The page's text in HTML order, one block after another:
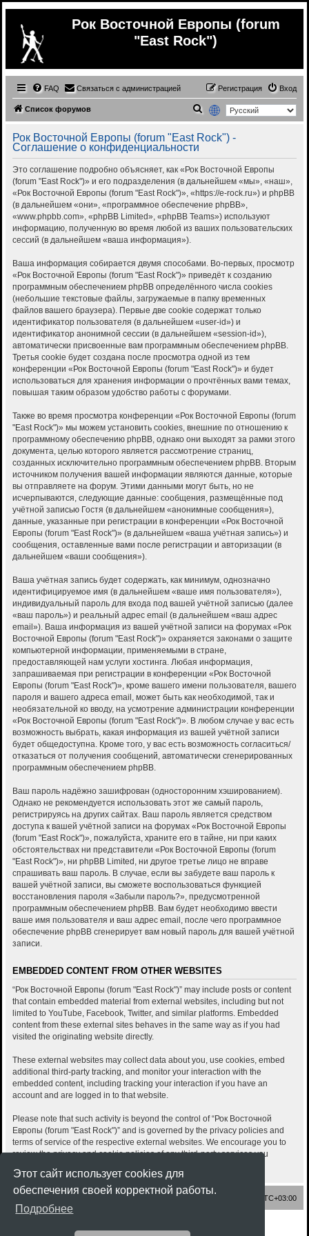
Этот сайт использует cookies для
обеспечения своей корректной работы.
Подробнее
Рок Восточной Европы (forum
"East Rock")
FAQ Связаться с администрацией Вход
Регистрация
Список форумов
и
с
к
Рок Восточной Европы (forum "East Rock") -
Соглашение о конфиденциальности
Это соглашение подробно объясняет, как «Рок Восточной Европы
(forum "East Rock")» и его подразделения (в дальнейшем «мы», «наш»,
«Рок Восточной Европы (forum "East Rock")», «https://e-rock.ru») и phpBB
(в дальнейшем «они», «программное обеспечение phpBB»,
«www.phpbb.com», «phpBB Limited», «phpBB Teams») используют
информацию, полученную во время любой из ваших пользовательских
сессий (в дальнейшем «ваша информация»).
Ваша информация собирается двумя способами. Во-первых, просмотр
«Рок Восточной Европы (forum "East Rock")» приведёт к созданию
программным обеспечением phpBB определённого числа cookies
(небольшие текстовые файлы, загружаемые в папку временных
файлов вашего браузера). Первые две cookie содержат только
идентификатор пользователя (в дальнейшем «user-id») и
идентификатор анонимной сессии (в дальнейшем «session-id»),
автоматически присвоенные вам программным обеспечением phpBB.
Третья cookie будет создана после просмотра одной из тем
конференции «Рок Восточной Европы (forum "East Rock")» и будет
использоваться для хранения информации о прочтённых вами темах,
повышая таким образом удобство работы с форумами.
Также во время просмотра конференции «Рок Восточной Европы (forum
"East Rock")» мы можем установить cookies, внешние по отношению к
программному обеспечению phpBB, однако они выходят за рамки этого
документа, целью которого является рассмотрение страниц,
созданных исключительно программным обеспечением phpBB. Вторым
источником получения вашей информации являются данные, которые
вы отправляете на форум. Этими данными могут быть, но не
исчерпываются, следующие данные: сообщения, размещённые под
учётной записью Гостя (в дальнейшем «анонимные сообщения»),
данные, указанные при регистрации в конференции «Рок Восточной
Европы (forum "East Rock")» (в дальнейшем «ваша учётная запись») и
сообщения, оставленные вами после регистрации и авторизации (в
дальнейшем «ваши сообщения»).
Ваша учётная запись будет содержать, как минимум, однозначно
идентифицируемое имя (в дальнейшем «ваше имя пользователя»),
индивидуальный пароль для входа под вашей учётной записью (далее
«ваш пароль») и реальный адрес email (в дальнейшем «ваш адрес
email»). Ваша информация из вашей учётной записи на форумах «Рок
Восточной Европы (forum "East Rock")» охраняется законами о защите
компьютерной информации, применяемыми в стране,
предоставляющей нам услуги хостинга. Любая информация,
запрашиваемая при регистрации в конференции «Рок Восточной
Европы (forum "East Rock")», кроме вашего имени пользователя, вашего
пароля и вашего адреса email, может быть как необходимой, так и
необязательной ко вводу, на усмотрение администрации конференции
«Рок Восточной Европы (forum "East Rock")». В любом случае у вас есть
возможность выбрать, какая информация из вашей учётной записи
будет общедоступна. Кроме того, у вас есть возможность согласиться/
отказаться от получения сообщений, автоматически сгенерированных
программным обеспечением phpBB.
Ваш пароль надёжно зашифрован (односторонним хэшированием).
Однако не рекомендуется использовать этот же самый пароль,
регистрируясь на других сайтах. Ваш пароль является средством
доступа к вашей учётной записи на форумах «Рок Восточной Европы
(forum "East Rock")», пожалуйста, храните его в тайне, ни при каких
обстоятельствах ни представители «Рок Восточной Европы (forum
"East Rock")», ни phpBB Limited, ни другое третье лицо не вправе
спрашивать ваш пароль. В случае, если вы забудете ваш пароль к
вашей учётной записи, вы сможете воспользоваться функцией
восстановления пароля «Забыли пароль?», предусмотренной
программным обеспечением phpBB. Вам будет необходимо ввести
ваше имя пользователя и ваш адрес email, после чего программное
обеспечение phpBB сгенерирует вам новый пароль для вашей учётной
записи.
EMBEDDED CONTENT FROM OTHER WEBSITES
“Рок Восточной Европы (forum "East Rock")” may include posts or content
that contain embedded material from external websites, including but not
limited to YouTube, Facebook, Twitter, and similar platforms. Embedded
content from these external sites behaves in the same way as if you had
visited the originating website directly.
These external websites may collect data about you, use cookies, embed
additional third-party tracking, and monitor your interaction with the
embedded content, including tracking your interaction if you have an
account and are logged in to that website.
Please note that such activity is beyond the control of “Рок Восточной
Европы (forum "East Rock")” and is governed by the privacy policies and
terms of service of the respective external websites. We encourage you to
review the privacy and cookie policies of any third-party services you
UTC+03:00